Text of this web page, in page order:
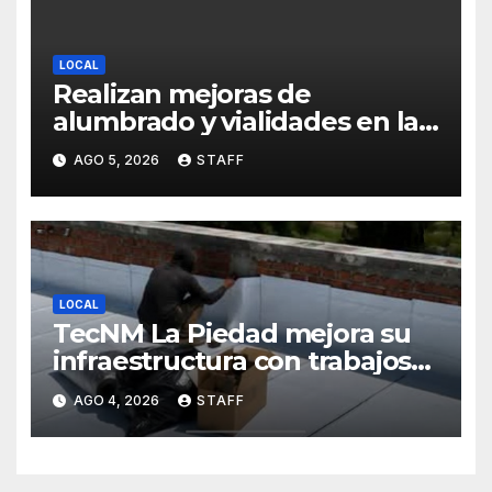
LOCAL
Realizan mejoras de
alumbrado y vialidades en la
colonia La Escondida
AGO 5, 2026 STAFF
LOCAL
TecNM La Piedad mejora su
infraestructura con trabajos
de impermeabilización
AGO 4, 2026 STAFF